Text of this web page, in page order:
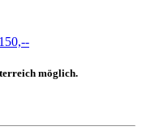
möglich.